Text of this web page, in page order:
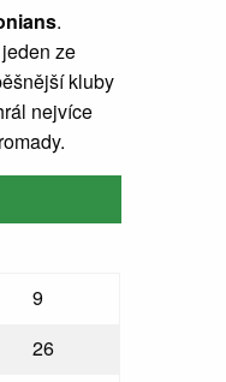
.
ze
kluby
nejvíce
9
26